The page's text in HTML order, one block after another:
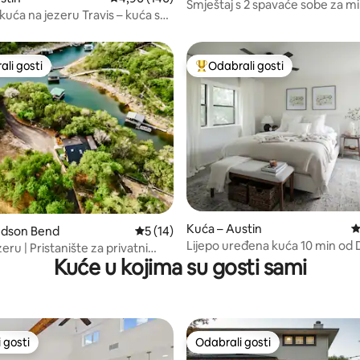
na jezeru Travis – kuća s
Smještaj s 2 spavaće sobe za
recenzija: 203
rangiranima s oznakom „Odabrali gosti”
gosti
Bend Prosječna ocjena: 5/5, recenzija: 14
5 (14)
| Pristanište za privatni
Među najviše rangiranima s
Odabrali gosti
Kuća – Austin
Lijepo uređena kuća 10 min od
Veliki bračni krevet i bračni
Kuće u kojima su gosti sami
gosti
gosti Odabrali gosti
Odabrali gosti